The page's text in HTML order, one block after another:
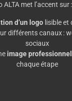
ALTA met l’accent sur :
d’un logo lisible
différents canaux :
sociaux
image
chaque étape